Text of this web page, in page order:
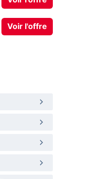
Voir l'offre